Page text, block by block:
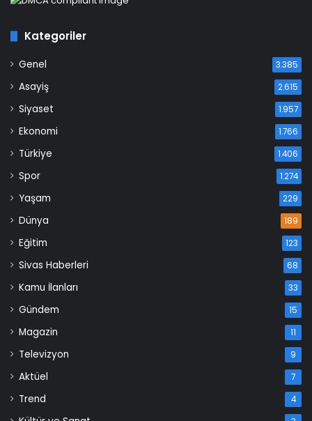
Kategoriler
Genel 3.385
Asayiş 2.615
Siyaset 1.957
Ekonomi 1.766
Türkiye 1.406
Spor 1.274
Yaşam 229
Dünya 189
Eğitim 123
Sivas Haberleri 68
Kamu İlanları 33
Gündem 15
Magazin 11
Televizyon 9
Aktüel 7
Trend 4